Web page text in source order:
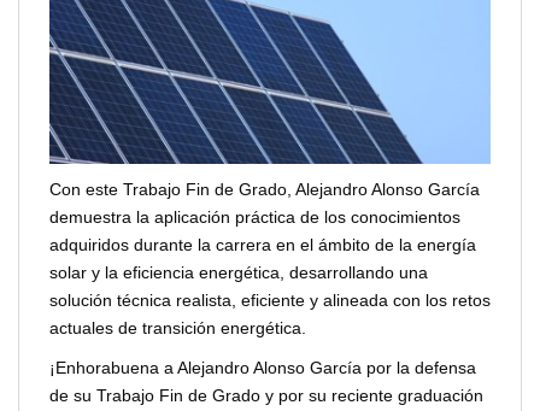
Con este Trabajo Fin de Grado, Alejandro Alonso García
demuestra la aplicación práctica de los conocimientos
adquiridos durante la carrera en el ámbito de la energía
solar y la eficiencia energética, desarrollando una
solución técnica realista, eficiente y alineada con los retos
actuales de transición energética.
¡Enhorabuena a Alejandro Alonso García por la defensa
de su Trabajo Fin de Grado y por su reciente graduación